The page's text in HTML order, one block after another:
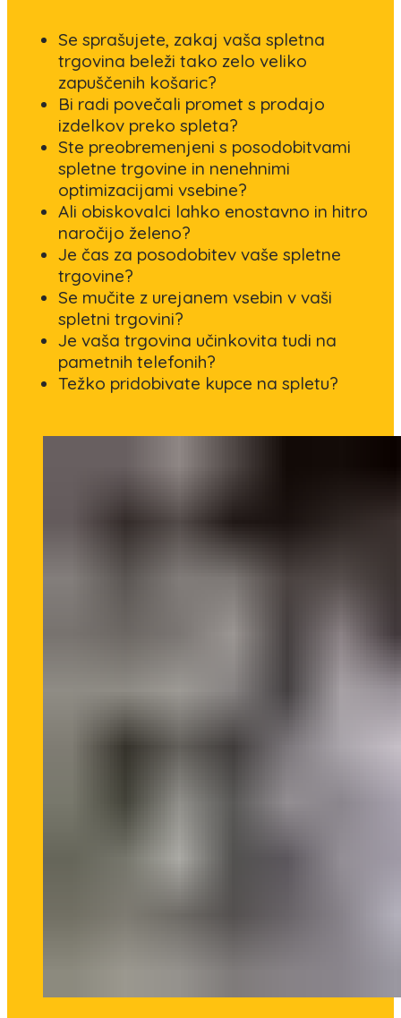
Se sprašujete, zakaj vaša spletna
trgovina beleži tako zelo veliko
zapuščenih košaric?
Bi radi povečali promet s prodajo
izdelkov preko spleta?
Ste preobremenjeni s posodobitvami
spletne trgovine in nenehnimi
optimizacijami vsebine?
Ali obiskovalci lahko enostavno in hitro
naročijo želeno?
Je čas za posodobitev vaše spletne
trgovine?
Se mučite z urejanem vsebin v vaši
spletni trgovini?
Je vaša trgovina učinkovita tudi na
pametnih telefonih?
Težko pridobivate kupce na spletu?